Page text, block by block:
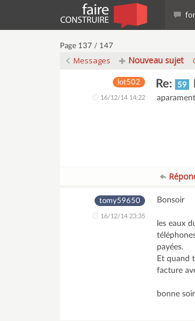
Page 137 / 147
Messages Nouveau sujet
lot502
16/12/14 14:22
Re: 59
tomy59650
16/12/14 23:35
Bonsoir
les eaux
payées.
Et quand
facture
bonne